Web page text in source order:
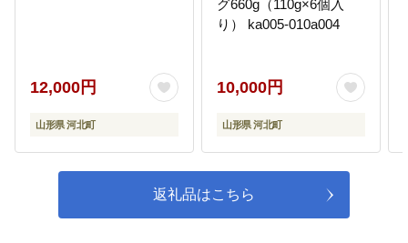
12,000円
山形県 河北町
グ660g（110g×6個入
り） ka005-010a004
10,000円
山形県 河北町
返礼品はこちら